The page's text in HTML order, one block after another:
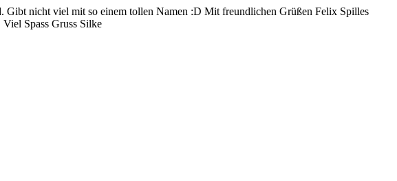
nicht viel mit so einem tollen Namen :D Mit freundlichen Grüßen Felix Spilles
Spass Gruss Silke